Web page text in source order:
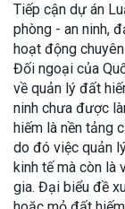
Tiếp cận dự án
phòng - an ninh,
hoạt động
Đối ngoại của
về quản lý đất
ninh chưa được
hiếm là nền tảng
do đó việc quản
kinh tế mà còn là
gia. Đại biểu đề